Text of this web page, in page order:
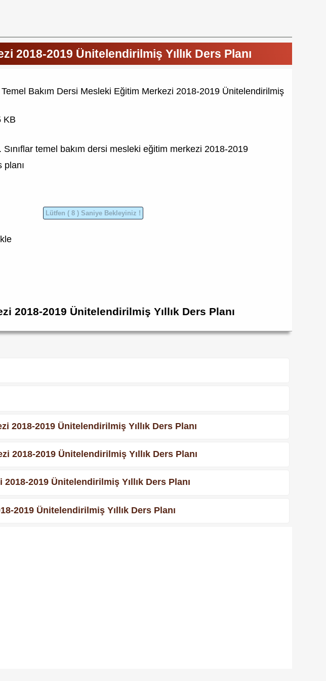
2018-2019 Ünitelendirilmiş Yıllık Ders Planı
Temel Bakım Dersi Mesleki Eğitim Merkezi 2018-2019 Ünitelendirilmiş
KB
Sınıflar temel bakım dersi mesleki eğitim merkezi 2018-2019
planı
2018-2019 Ünitelendirilmiş Yıllık Ders Planı
2018-2019 Ünitelendirilmiş Yıllık Ders Planı
2018-2019 Ünitelendirilmiş Yıllık Ders Planı
2019 Ünitelendirilmiş Yıllık Ders Planı
2019 Ünitelendirilmiş Yıllık Ders Planı